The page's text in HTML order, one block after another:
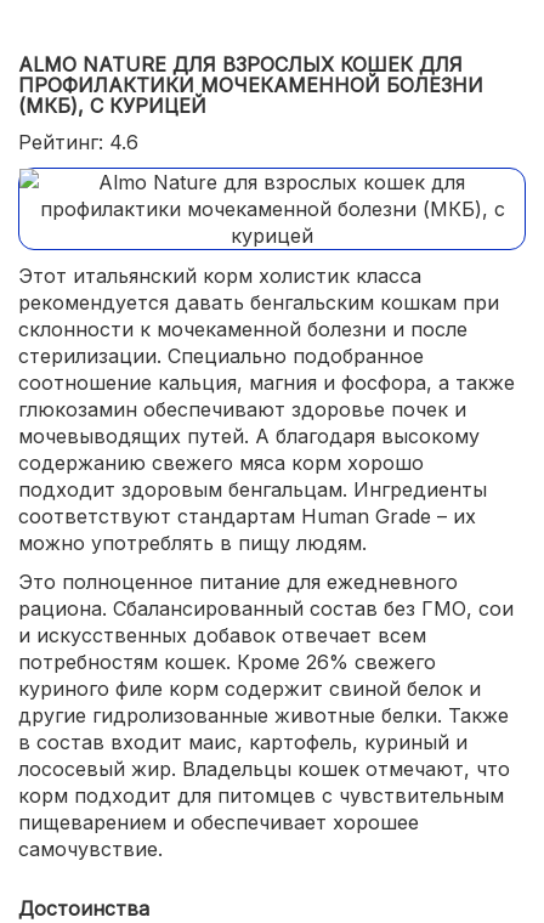
ALMO NATURE ДЛЯ ВЗРОСЛЫХ КОШЕК ДЛЯ
ПРОФИЛАКТИКИ МОЧЕКАМЕННОЙ БОЛЕЗНИ
(МКБ), С КУРИЦЕЙ
Рейтинг: 4.6
Этот итальянский корм холистик класса
рекомендуется давать бенгальским кошкам при
склонности к мочекаменной болезни и после
стерилизации. Специально подобранное
соотношение кальция, магния и фосфора, а также
глюкозамин обеспечивают здоровье почек и
мочевыводящих путей. А благодаря высокому
содержанию свежего мяса корм хорошо
подходит здоровым бенгальцам. Ингредиенты
соответствуют стандартам Human Grade – их
можно употреблять в пищу людям.
Это полноценное питание для ежедневного
рациона. Сбалансированный состав без ГМО, сои
и искусственных добавок отвечает всем
потребностям кошек. Кроме 26% свежего
куриного филе корм содержит свиной белок и
другие гидролизованные животные белки. Также
в состав входит маис, картофель, куриный и
лососевый жир. Владельцы кошек отмечают, что
корм подходит для питомцев с чувствительным
пищеварением и обеспечивает хорошее
самочувствие.
Достоинства